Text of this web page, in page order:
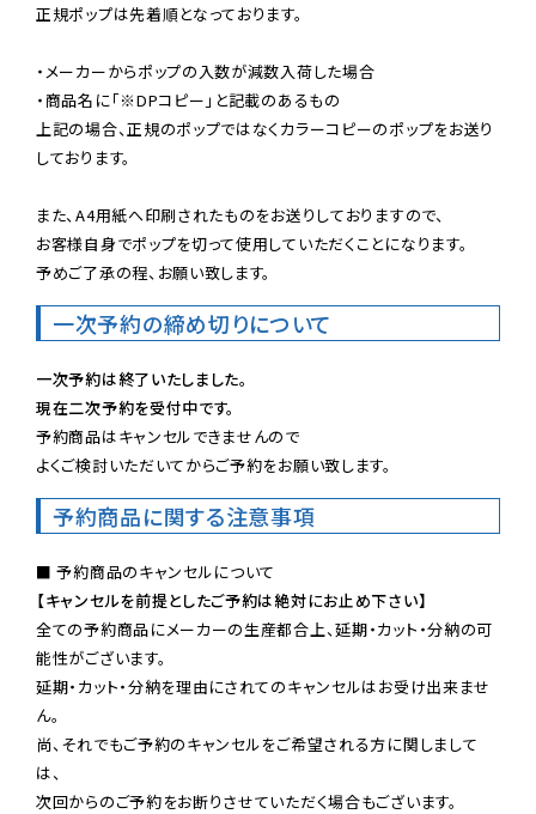
正規ポップは先着順となっております。
・メーカーからポップの入数が減数入荷した場合
・商品名に「※DPコピー」と記載のあるもの
上記の場合、正規のポップではなくカラーコピーのポップをお送り
しております。
また、A4用紙へ印刷されたものをお送りしておりますので、
お客様自身でポップを切って使用していただくことになります。
予めご了承の程、お願い致します。
一次予約の締め切りについて
一次予約は終了いたしました。
現在二次予約を受付中です。
予約商品はキャンセルできませんので
よくご検討いただいてからご予約をお願い致します。
予約商品に関する注意事項
【キャンセルを前提としたご予約は絶対にお止め下さい】
全ての予約商品にメーカーの生産都合上、延期・カット・分納の可
能性がございます。
延期・カット・分納を理由にされてのキャンセルはお受け出来ませ
ん。
尚、それでもご予約のキャンセルをご希望される方に関しまして
は、
次回からのご予約をお断りさせていただく場合もございます。